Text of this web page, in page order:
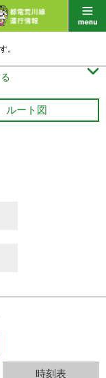
。

ルート図
時刻表